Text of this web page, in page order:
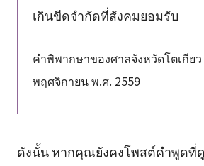
เกินขีดจำกัดที่สังคมยอมรับ
คำพิพากษาของศาลจังหวัดโตเกีย
พฤศจิกายน พ.ศ. 2559
ดังนั้น หากคุณยังคงโพสต์คำพูดที่